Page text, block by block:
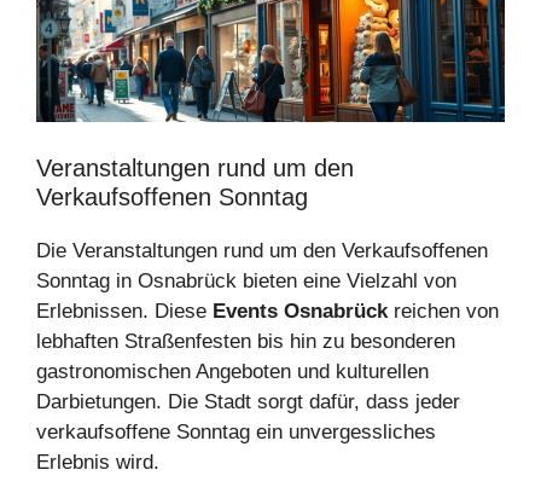
Veranstaltungen rund um den
Verkaufsoffenen Sonntag
Die Veranstaltungen rund um den Verkaufsoffenen
Sonntag in Osnabrück bieten eine Vielzahl von
Erlebnissen. Diese Events Osnabrück reichen von
lebhaften Straßenfesten bis hin zu besonderen
gastronomischen Angeboten und kulturellen
Darbietungen. Die Stadt sorgt dafür, dass jeder
verkaufsoffene Sonntag ein unvergessliches
Erlebnis wird.